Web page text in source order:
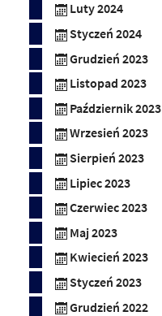
Luty 2024
Styczeń 2024
Grudzień 2023
Listopad 2023
Październik 2023
Wrzesień 2023
Sierpień 2023
Lipiec 2023
Czerwiec 2023
Maj 2023
Kwiecień 2023
Styczeń 2023
Grudzień 2022